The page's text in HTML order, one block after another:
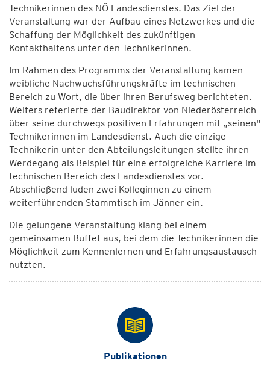
Technikerinnen des NÖ Landesdienstes. Das Ziel der
Veranstaltung war der Aufbau eines Netzwerkes und die
Schaffung der Möglichkeit des zukünftigen
Kontakthaltens unter den Technikerinnen.
Im Rahmen des Programms der Veranstaltung kamen
weibliche Nachwuchsführungskräfte im technischen
Bereich zu Wort, die über ihren Berufsweg berichteten.
Weiters referierte der Baudirektor von Niederösterreich
über seine durchwegs positiven Erfahrungen mit „seinen"
Technikerinnen im Landesdienst. Auch die einzige
Technikerin unter den Abteilungsleitungen stellte ihren
Werdegang als Beispiel für eine erfolgreiche Karriere im
technischen Bereich des Landesdienstes vor.
Abschließend luden zwei Kolleginnen zu einem
weiterführenden Stammtisch im Jänner ein.
Die gelungene Veranstaltung klang bei einem
gemeinsamen Buffet aus, bei dem die Technikerinnen die
Möglichkeit zum Kennenlernen und Erfahrungsaustausch
nutzten.
Publikationen